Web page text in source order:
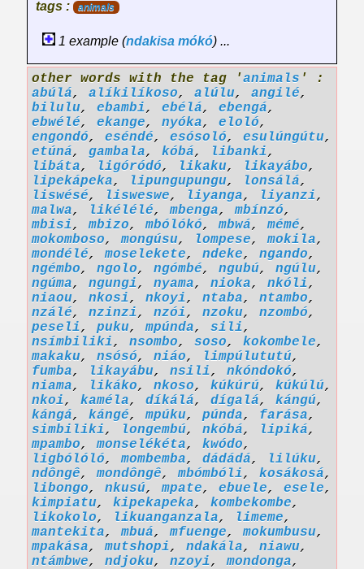
tags : animals
1 example (ndakisa mókó) ...
other words with the tag 'animals ' :
abúlá, alíkilíkoso, alúlu, angilé,
bilulu, ebambi, ebélá, ebengá,
ebwélé, ekange, nyóka, eloló,
engondó, eséndé, esósoló, esulúngútu,
etúná, gambala, kóbá, libanki,
libáta, ligóródó, likaku, likayábo,
lipekápeka, lipungupungu, lonsálá,
liswésé, lisweswe, liyanga, liyanzi,
malwa, likélélé,mbenga,mbínzó,
mbisi,mbizo,mbólókó,mbwá,mémé,
mokomboso,mongúsu, lompese,mokila,
mondélé,moselekete, ndeke, ngando,
ngémbo, ngolo, ngómbé, ngubú, ngúlu,
ngúma, ngungi, nyama, nioka, nkóli,
niaou, nkosi, nkoyi, ntaba, ntambo,
nzálé, nzinzi, nzói, nzoku, nzombó,
peseli, puku,mpúnda, sili,
nsímbiliki, nsombo, soso, kokombele,
makaku, nsósó, niáo, limpúlututú,
fumba, likayábu, nsili, nkóndokó,
niama, likáko, nkoso, kúkúrú, kúkúlú,
nkoi, kaméla, díkálá, dígalá, kángú,
kángá, kángé,mpúku, púnda, farása,
simbiliki, longembú, nkóbá, lipiká,
mpambo,monselékéta, kwódo,
ligbólóló,mombemba, dádádá, lilúku,
ndôngê,mondôngê,mbómbóli, kosákosá,
libongo, nkusú,mpate, ebuele, esele,
kimpiatu, kipekapeka, kombekombe,
likokolo, likuanganzala, limeme,
mantekita,mbuá,mfuenge,mokumbusu,
mpakása,mutshopi, ndakála, niawu,
ntámbwe, ndjoku, nzoyi,mondonga,